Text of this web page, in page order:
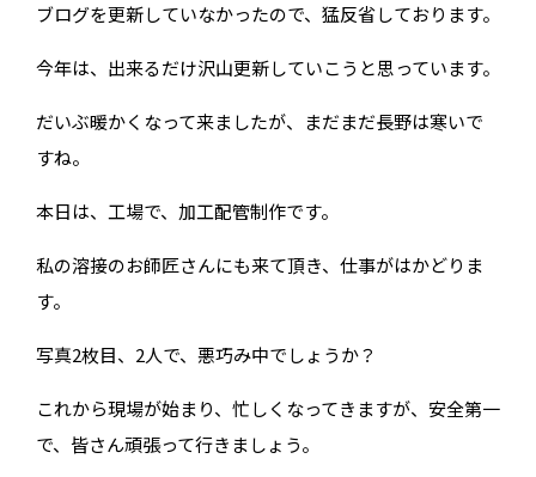
ブログを更新していなかったので、猛反省しております。
今年は、出来るだけ沢山更新していこうと思っています。
だいぶ暖かくなって来ましたが、まだまだ長野は寒いで
すね。
本日は、工場で、加工配管制作です。
私の溶接のお師匠さんにも来て頂き、仕事がはかどりま
す。
写真2枚目、2人で、悪巧み中でしょうか？
これから現場が始まり、忙しくなってきますが、安全第一
で、皆さん頑張って行きましょう。